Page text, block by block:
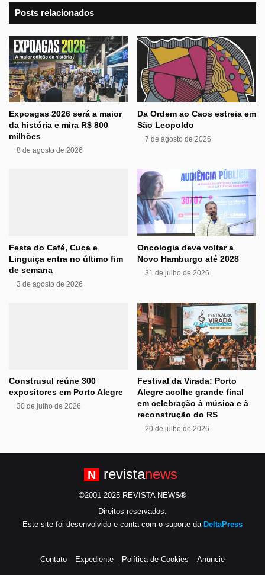
Posts relacionados
Expoagas 2026 será a maior
da história e mira R$ 800
milhões
8 de agosto de 2026
Da Ordem ao Caos estreia em
São Leopoldo
7 de agosto de 2026
Festa do Café, Cuca e
Linguiça entra no último fim
de semana
3 de agosto de 2026
Oncologia deve voltar a
Novo Hamburgo até 2028
31 de julho de 2026
Construsul reúne 300
expositores em Porto Alegre
30 de julho de 2026
Festival da Virada: Porto
Alegre acolhe grande final
em celebração à música e à
reconstrução do RS
20 de julho de 2026
N revistanews
©2001-2025 REVISTA NEWS®
Direitos reservados.
Este site foi desenvolvido e conta com o suporte da DeltaPress
Contato Expediente Política de Cookies Anuncie